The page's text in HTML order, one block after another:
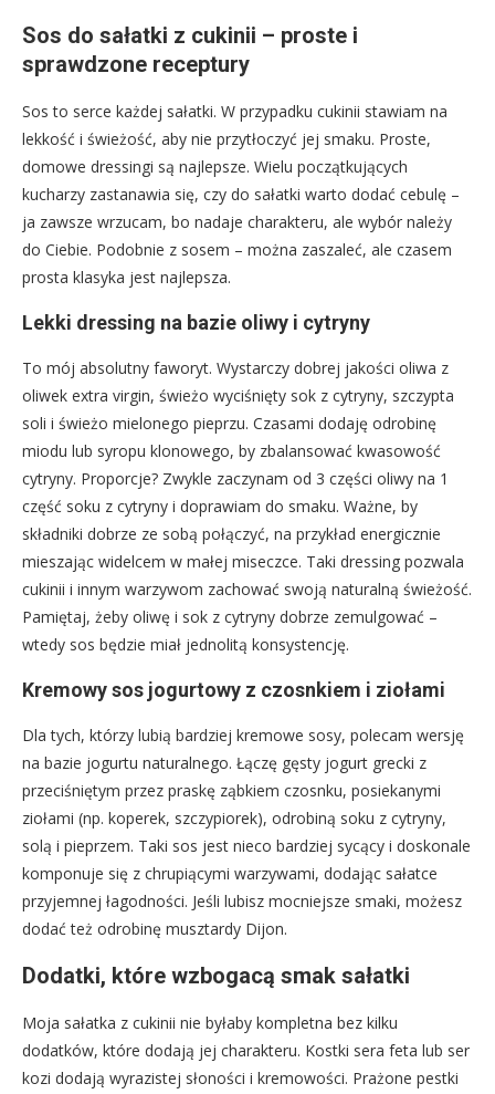
Sos do sałatki z cukinii – proste i
sprawdzone receptury
Sos to serce każdej sałatki. W przypadku cukinii stawiam na
lekkość i świeżość, aby nie przytłoczyć jej smaku. Proste,
domowe dressingi są najlepsze. Wielu początkujących
kucharzy zastanawia się, czy do sałatki warto dodać cebulę –
ja zawsze wrzucam, bo nadaje charakteru, ale wybór należy
do Ciebie. Podobnie z sosem – można zaszaleć, ale czasem
prosta klasyka jest najlepsza.
Lekki dressing na bazie oliwy i cytryny
To mój absolutny faworyt. Wystarczy dobrej jakości oliwa z
oliwek extra virgin, świeżo wyciśnięty sok z cytryny, szczypta
soli i świeżo mielonego pieprzu. Czasami dodaję odrobinę
miodu lub syropu klonowego, by zbalansować kwasowość
cytryny. Proporcje? Zwykle zaczynam od 3 części oliwy na 1
część soku z cytryny i doprawiam do smaku. Ważne, by
składniki dobrze ze sobą połączyć, na przykład energicznie
mieszając widelcem w małej miseczce. Taki dressing pozwala
cukinii i innym warzywom zachować swoją naturalną świeżość.
Pamiętaj, żeby oliwę i sok z cytryny dobrze zemulgować –
wtedy sos będzie miał jednolitą konsystencję.
Kremowy sos jogurtowy z czosnkiem i ziołami
Dla tych, którzy lubią bardziej kremowe sosy, polecam wersję
na bazie jogurtu naturalnego. Łączę gęsty jogurt grecki z
przeciśniętym przez praskę ząbkiem czosnku, posiekanymi
ziołami (np. koperek, szczypiorek), odrobiną soku z cytryny,
solą i pieprzem. Taki sos jest nieco bardziej sycący i doskonale
komponuje się z chrupiącymi warzywami, dodając sałatce
przyjemnej łagodności. Jeśli lubisz mocniejsze smaki, możesz
dodać też odrobinę musztardy Dijon.
Dodatki, które wzbogacą smak sałatki
Moja sałatka z cukinii nie byłaby kompletna bez kilku
dodatków, które dodają jej charakteru. Kostki sera feta lub ser
kozi dodają wyrazistej słoności i kremowości. Prażone pestki